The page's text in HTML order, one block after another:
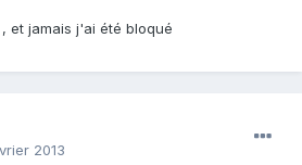
et jamais j'ai été bloqué
2013